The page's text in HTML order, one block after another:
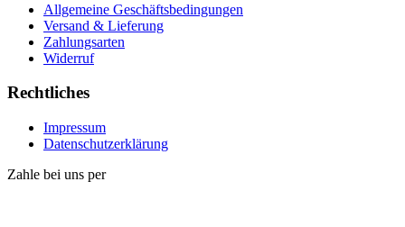
Allgemeine Geschäftsbedingungen
Versand & Lieferung
Zahlungsarten
Widerruf
Rechtliches
Impressum
Datenschutzerklärung
Zahle bei uns per